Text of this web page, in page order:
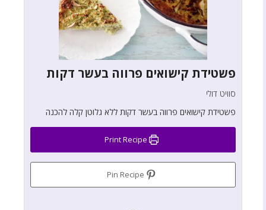
פשטידת קישואים פרווה בעשר דקות
סוויט דולי
פשטידת קישואים פרווה בעשר דקות ללא גלוטן קלה להכנה